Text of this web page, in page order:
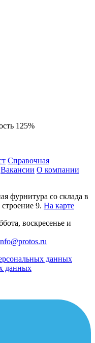
125%
Справочная
Вакансии О компании
фурнитура со склада в
9. На карте
воскресенье и
данных
данных